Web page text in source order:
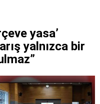
yasa’
yalnızca bir